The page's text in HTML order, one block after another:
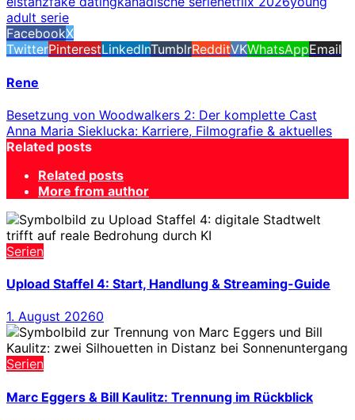
adult serie
FacebookX
TwitterPinterestLinkedInTumblrRedditVKWhatsAppEmail
Rene
Besetzung von Woodwalkers 2: Der komplette Cast
Anna Maria Sieklucka: Karriere, Filmografie & aktuelles
Related posts
Related posts
More from author
Serien
Upload Staffel 4: Start, Handlung & Streaming-Guide
1. August 20260
Serien
Marc Eggers & Bill Kaulitz: Trennung im Rückblick